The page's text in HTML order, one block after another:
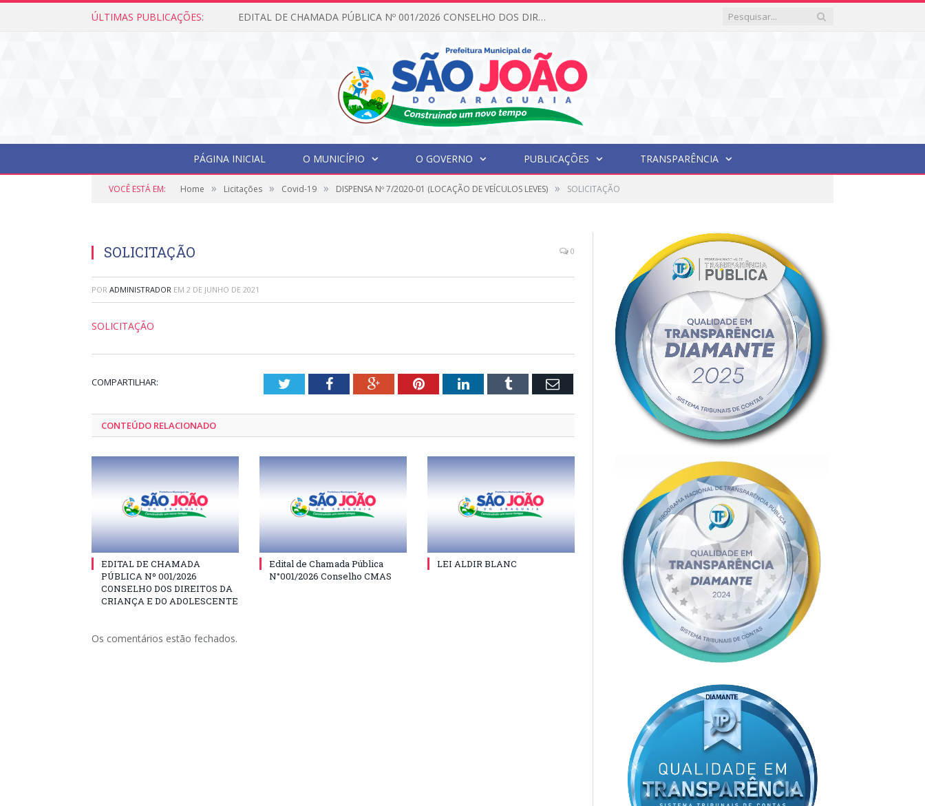
ÚLTIMAS PUBLICAÇÕES: EDITAL DE CHAMADA PÚBLICA Nº 001/2026 CONSELHO DOS DIREITOS DA CRIANÇA E DO ADOLESCENTE
PÁGINA INICIAL O MUNICÍPIO O GOVERNO PUBLICAÇÕES TRANSPARÊNCIA
VOCÊ ESTÁ EM: Home » Licitações » Covid-19 » DISPENSA Nº 7/2020-01 (LOCAÇÃO DE VEÍCULOS LEVES) » SOLICITAÇÃO
SOLICITAÇÃO 0
POR ADMINISTRADOR EM 2 DE JUNHO DE 2021
SOLICITAÇÃO
COMPARTILHAR: TwitterFacebookGoogle+PinterestLinkedInTumblr Email
CONTEÚDO RELACIONADO
EDITAL DE CHAMADA
PÚBLICA Nº 001/2026
CONSELHO DOS DIREITOS DA
CRIANÇA E DO ADOLESCENTE
Edital de Chamada Pública
N°001/2026 Conselho CMAS
LEI ALDIR BLANC
Os comentários estão fechados.